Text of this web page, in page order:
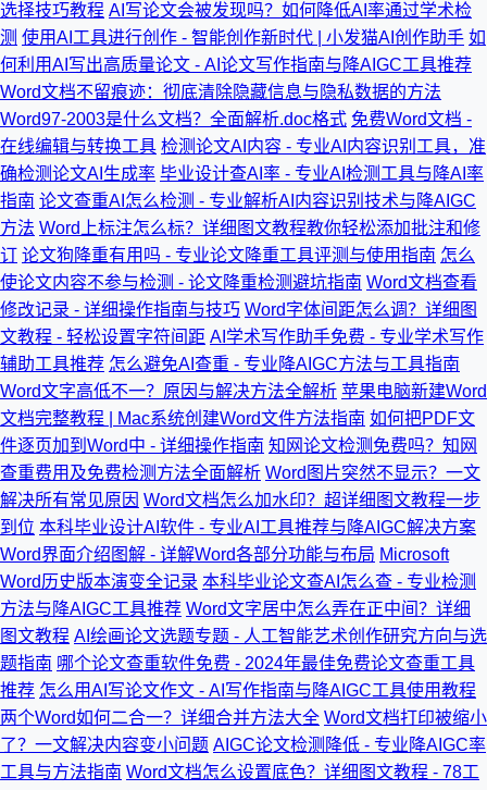
选择技巧教程 AI写论文会被发现吗？如何降低AI率通过学术检
测 使用AI工具进行创作 - 智能创作新时代 | 小发猫AI创作助手 如
何利用AI写出高质量论文 - AI论文写作指南与降AIGC工具推荐
Word文档不留痕迹：彻底清除隐藏信息与隐私数据的方法
Word97-2003是什么文档？全面解析.doc格式 免费Word文档 -
在线编辑与转换工具 检测论文AI内容 - 专业AI内容识别工具，准
确检测论文AI生成率 毕业设计查AI率 - 专业AI检测工具与降AI率
指南 论文查重AI怎么检测 - 专业解析AI内容识别技术与降AIGC
方法 Word上标注怎么标？详细图文教程教你轻松添加批注和修
订 论文狗降重有用吗 - 专业论文降重工具评测与使用指南 怎么
使论文内容不参与检测 - 论文降重检测避坑指南 Word文档查看
修改记录 - 详细操作指南与技巧 Word字体间距怎么调？详细图
文教程 - 轻松设置字符间距 AI学术写作助手免费 - 专业学术写作
辅助工具推荐 怎么避免AI查重 - 专业降AIGC方法与工具指南
Word文字高低不一？原因与解决方法全解析 苹果电脑新建Word
文档完整教程 | Mac系统创建Word文件方法指南 如何把PDF文
件逐页加到Word中 - 详细操作指南 知网论文检测免费吗？知网
查重费用及免费检测方法全面解析 Word图片突然不显示？一文
解决所有常见原因 Word文档怎么加水印？超详细图文教程一步
到位 本科毕业设计AI软件 - 专业AI工具推荐与降AIGC解决方案
Word界面介绍图解 - 详解Word各部分功能与布局 Microsoft
Word历史版本演变全记录 本科毕业论文查AI怎么查 - 专业检测
方法与降AIGC工具推荐 Word文字居中怎么弄在正中间？详细
图文教程 AI绘画论文选题专题 - 人工智能艺术创作研究方向与选
题指南 哪个论文查重软件免费 - 2024年最佳免费论文查重工具
推荐 怎么用AI写论文作文 - AI写作指南与降AIGC工具使用教程
两个Word如何二合一？详细合并方法大全 Word文档打印被缩小
了？一文解决内容变小问题 AIGC论文检测降低 - 专业降AIGC率
工具与方法指南 Word文档怎么设置底色？详细图文教程 - 78工